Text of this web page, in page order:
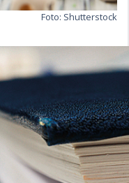
Foto: Shutterstock